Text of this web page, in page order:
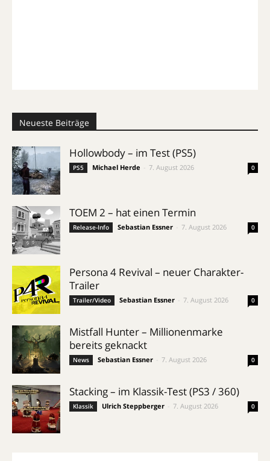
Neueste Beiträge
Hollowbody – im Test (PS5)
PS5 Michael Herde 7. August 2026 0
TOEM 2 – hat einen Termin
Release-Info Sebastian Essner 7. August 2026 0
Persona 4 Revival – neuer Charakter-
Trailer
Trailer/Video Sebastian Essner 7. August 2026 0
Mistfall Hunter – Millionenmarke
bereits geknackt
News Sebastian Essner 7. August 2026 0
Stacking – im Klassik-Test (PS3 / 360)
Klassik Ulrich Steppberger 7. August 2026 0